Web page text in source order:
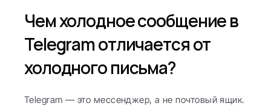
Чем холодное сообщение в
Telegram отличается от
холодного письма?
Telegram — это мессенджер, а не почтовый ящик.